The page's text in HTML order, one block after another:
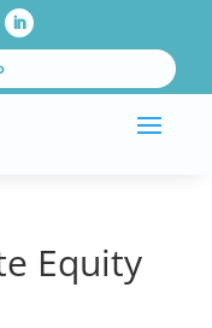
Equity